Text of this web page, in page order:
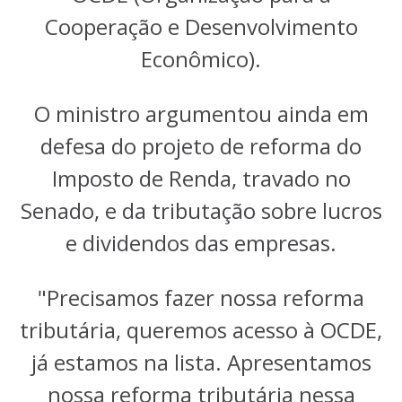
Cooperação e Desenvolvimento
Econômico).
O ministro argumentou ainda em
defesa do projeto de reforma do
Imposto de Renda, travado no
Senado, e da tributação sobre lucros
e dividendos das empresas.
"Precisamos fazer nossa reforma
tributária, queremos acesso à OCDE,
já estamos na lista. Apresentamos
nossa reforma tributária nessa